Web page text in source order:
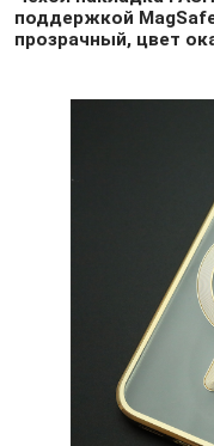
поддержкой
прозрачный, цвет